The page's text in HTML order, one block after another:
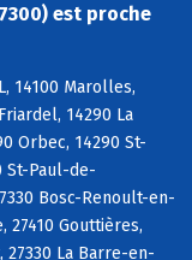
est proche
14100 Marolles,
14290 La
Orbec, 14290 St-
St-Paul-de-
Bosc-Renoult-en-
27410 Gouttières,
27330 La Barre-en-